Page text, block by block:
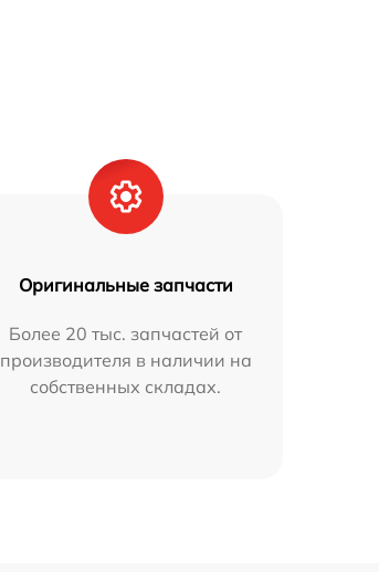
Оригинальные запчасти
Более 20 тыс. запчастей от
производителя в наличии на
собственных складах.